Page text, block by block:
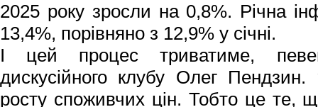
2025 року зросли на 0,8%. Річна
13,4%, порівняно з 12,9% у січні.
І цей процес триватиме,
дискусійного клубу Олег
росту споживчих цін. Тобто це те,